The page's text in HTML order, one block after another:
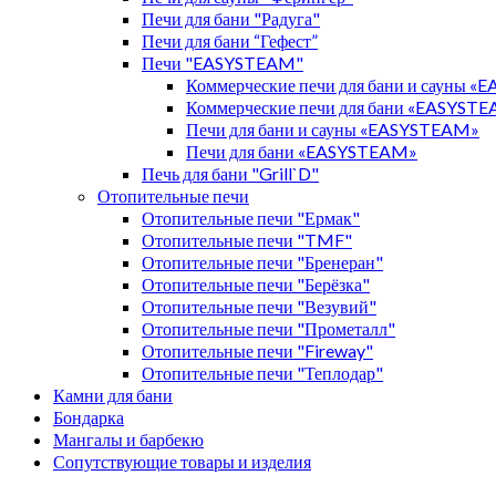
Печи для бани "Радуга"
Печи для бани “Гефест”
Печи "EASYSTEAM"
Коммерческие печи для бани и сауны
Коммерческие печи для бани
Печи для бани и сауны «EASYSTEAM»
Печи для бани «EASYSTEAM»
Печь для бани "Grill`D"
Отопительные печи
Отопительные печи "Ермак"
Отопительные печи "TMF"
Отопительные печи "Бренеран"
Отопительные печи "Берёзка"
Отопительные печи "Везувий"
Отопительные печи "Прометалл"
Отопительные печи "Fireway"
Отопительные печи "Теплодар"
Камни для бани
Бондарка
Мангалы и барбекю
Сопутствующие товары и изделия